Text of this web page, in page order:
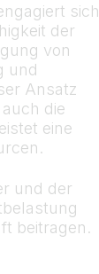
sich
der
von
und
Ansatz
die
eine
und der
beitragen.